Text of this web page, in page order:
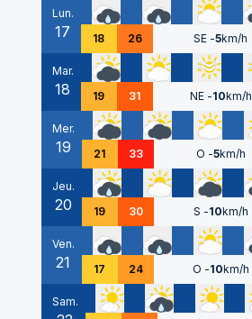
Lun.
17 18 26 SE -5km/h
Mar.
18 19 31 NE -10km/h
Mer.
19 21 33 O -5km/h
Jeu.
20 19 30 S -10km/h
Ven.
21 17 24 O -10km/h
Sam.